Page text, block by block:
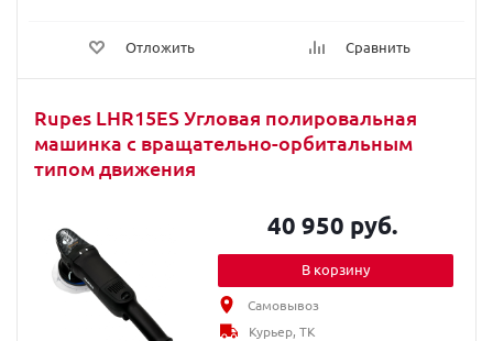
Отложить Сравнить
Rupes LHR15ES Угловая полировальная
машинка с вращательно-орбитальным
типом движения
40 950 руб.
В корзину
Самовывоз
Курьер, ТК